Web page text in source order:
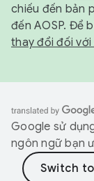
chiếu đến bản
đến AOSP. Để
thay đổi đối với
Google sử
ngôn ngữ bạn